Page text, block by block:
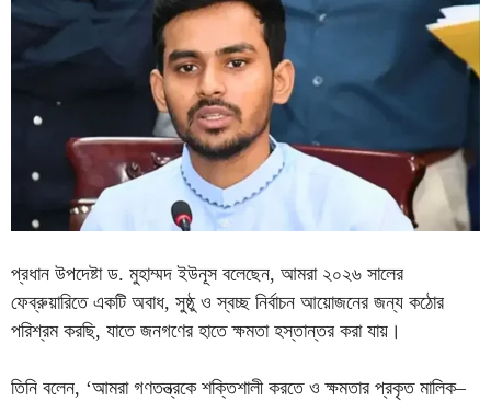
প্রধান উপদেষ্টা ড. মুহাম্মদ ইউনূস বলেছেন, আমরা ২০২৬ সালের
ফেব্রুয়ারিতে একটি অবাধ, সুষ্ঠু ও স্বচ্ছ নির্বাচন আয়োজনের জন্য কঠোর
পরিশ্রম করছি, যাতে জনগণের হাতে ক্ষমতা হস্তান্তর করা যায়।
তিনি বলেন, ‘আমরা গণতন্ত্রকে শক্তিশালী করতে ও ক্ষমতার প্রকৃত মালিক–